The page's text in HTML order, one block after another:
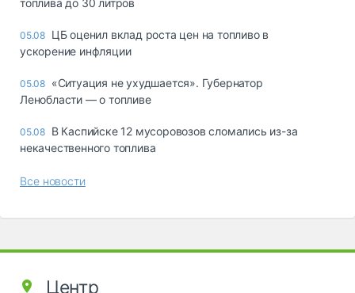
топлива до 30 литров
05.08 ЦБ оценил вклад роста цен на топливо в
ускорение инфляции
05.08 «Ситуация не ухудшается». Губернатор
Ленобласти — о топливе
05.08 В Каспийске 12 мусоровозов сломались из-за
некачественного топлива
Все новости
Центр